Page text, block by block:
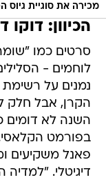
מכירה את סוגיית גיוס
הכיוון: דוקו
סרטים כמו
לוחמים -
נמנים על
הקרן, אבל חלק
השנה לא דומים
בפורמט הקלאסי.
פאנל משקיעים
דיגיטלי. "למדיה